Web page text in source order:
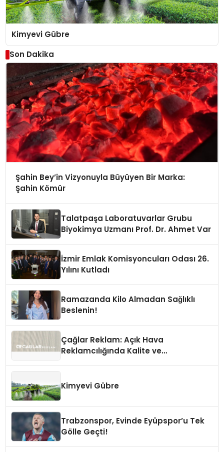
Kimyevi Gübre
Son Dakika
Şahin Bey’in Vizyonuyla Büyüyen Bir Marka:
Şahin Kömür
Talatpaşa Laboratuvarlar Grubu
Biyokimya Uzmanı Prof. Dr. Ahmet Var
İzmir Emlak Komisyoncuları Odası 26.
Yılını Kutladı
Ramazanda Kilo Almadan Sağlıklı
Beslenin!
Çağlar Reklam: Açık Hava
Reklamcılığında Kalite ve
Kimyevi Gübre
Trabzonspor, Evinde Eyüpspor’u Tek
Gölle Geçti!